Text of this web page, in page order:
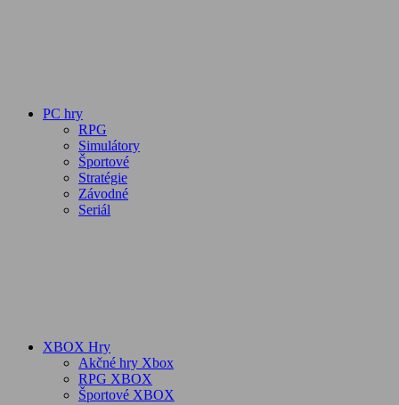
PC hry
RPG
Simulátory
Športové
Stratégie
Závodné
Seriál
XBOX Hry
Akčné hry Xbox
RPG XBOX
Športové XBOX